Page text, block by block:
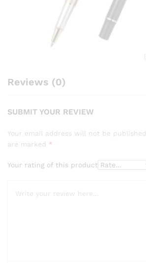
Reviews (0)
SUBMIT YOUR REVIEW
Your email address will not be published.
are marked *
Your rating of this product